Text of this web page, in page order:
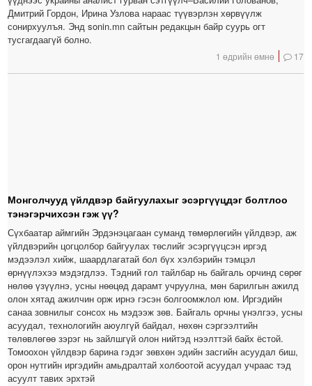
Дмитрий Гордон, Ирина Узлова нараас түүвэрлэн хөрвүүлж
сонирхуулъя. Энд sonin.mn сайтын редакцын байр суурь огт
тусгагдаагүй болно.
1 өдрийн өмнө 17
Монголчууд үйлдвэр байгуулахыг эсэргүүцдэг болтлоо
тэнэгэрчихсэн гэж үү?
Сүхбаатар аймгийн Эрдэнэцагаан суманд төмөрлөгийн үйлдвэр, аж
үйлдвэрийн цогцолбор байгуулах төслийг эсэргүүцсэн иргэд
мэдээлэл хийж, шаардлагатай бол бүх хэлбэрийн тэмцэл
өрнүүлэхээ мэдэгдлээ. Тэдний гол тайлбар нь байгаль орчинд сөрөг
нөлөө үзүүлнэ, усны нөөцөд дарамт учруулна, мөн барилгын ажилд
олон хятад ажилчин орж ирнэ гэсэн болгоомжлол юм. Иргэдийн
санаа зовнилыг сонсох нь мэдээж зөв. Байгаль орчны үнэлгээ, усны
асуудал, технологийн аюулгүй байдал, нөхөн сэргээлтийн
төлөвлөгөө зэрэг нь зайлшгүй олон нийтэд нээлттэй байх ёстой.
Томоохон үйлдвэр барина гэдэг зөвхөн эдийн засгийн асуудал биш,
орон нутгийн иргэдийн амьдралтай холбоотой асуудал учраас тэд
асуулт тавих эрхтэй